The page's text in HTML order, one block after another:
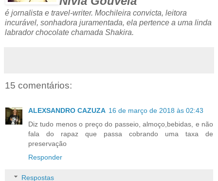
é jornalista e travel-writer. Mochileira convicta, leitora
incurável, sonhadora juramentada, ela pertence a uma linda
labrador chocolate chamada Shakira.
15 comentários:
ALEXSANDRO CAZUZA 16 de março de 2018 às 02:43
Diz tudo menos o preço do passeio, almoço,bebidas, e não
fala do rapaz que passa cobrando uma taxa de
preservação
Responder
Respostas